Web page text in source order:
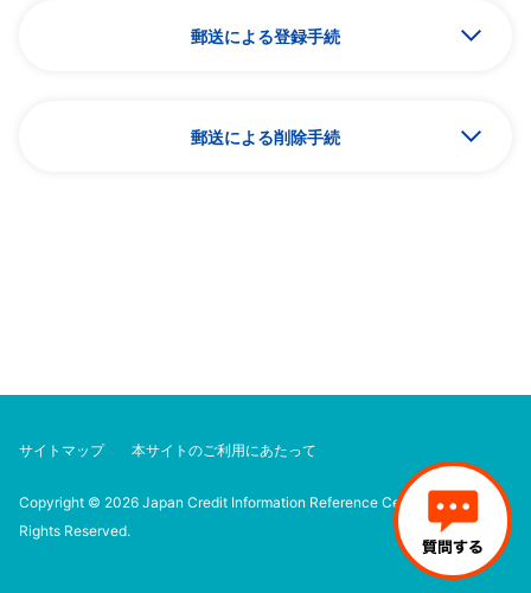
郵送による登録手続
郵送による削除手続
本人申告コメント情報登録・削除申込フォーム
サイトマップ 本サイトのご利用にあたって
Copyright © 2026 Japan Credit Information Reference Center Corp. All
Rights Reserved.